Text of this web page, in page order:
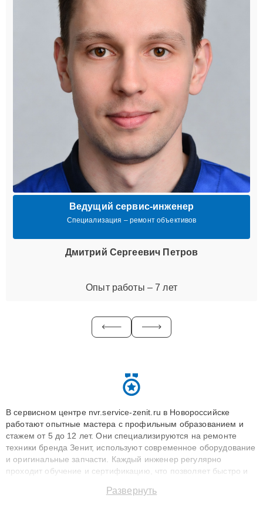
Ведущий сервис-инженер
Специализация – ремонт объективов
Дмитрий Сергеевич Петров
Опыт работы – 7 лет
В сервисном центре nvr.service-zenit.ru в Новороссийске
работают опытные мастера с профильным образованием и
стажем от 5 до 12 лет. Они специализируются на ремонте
техники бренда Зенит, используют современное оборудование
и оригинальные запчасти. Каждый инженер регулярно
проходит обучение и сертификацию, что позволяет быстро и
сохранением гарантии до 3 лет. Наши мастера решают
Развернуть